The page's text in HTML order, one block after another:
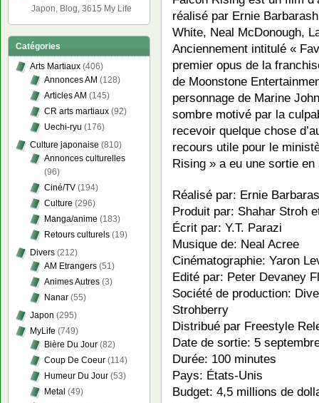
réalisé par Ernie
White, Neal McDonough,
Anciennement intitulé «
premier opus de la
de Moonstone
personnage de Marine
sombre motivé par la
recevoir quelque chose
recours utile pour le
Rising » a eu une sortie
Réalisé par: Ernie
Produit par: Shahar Stroh
Écrit par: Y.T. Parazi
Musique de: Neal Acree
Cinématographie: Yaron
Edité par: Peter Devaney
Société de production:
Strohberry
Distribué par Freestyle
Date de sortie: 5
Durée: 100 minutes
Pays: États-Unis
Budget: 4,5 millions de
Japon, Blog, 3615 My Life
Catégories
Arts Martiaux (406)
Annonces AM (128)
Articles AM (145)
CR arts martiaux (92)
Uechi-ryu (176)
Culture japonaise (810)
Annonces culturelles
(96)
Ciné/TV (194)
Culture (296)
Manga/anime (183)
Retours culturels (19)
Divers (212)
AM Etrangers (51)
Animes Autres (3)
Nanar (55)
Japon (295)
MyLife (749)
Bière Du Jour (82)
Coup De Coeur (114)
Humeur Du Jour (53)
Metal (49)